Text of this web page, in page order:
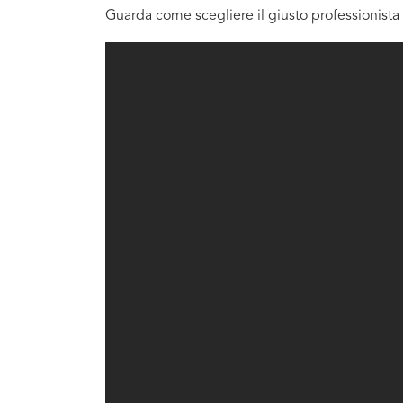
Guarda come scegliere il giusto professionista